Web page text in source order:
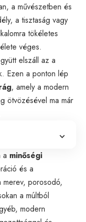
a művészetben és
a tisztaság vagy
tökéletes
véges.
elszáll az a
Ezen a ponton lép
, amely a modern
ötvözésével ma már
a minőségi
és a
merev, porosodó,
a múltból
modern